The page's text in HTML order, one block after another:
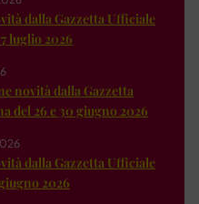
dalla Gazzetta Ufficiale
luglio 2026
novità dalla Gazzetta
del 26 e 30 giugno 2026
dalla Gazzetta Ufficiale
2026